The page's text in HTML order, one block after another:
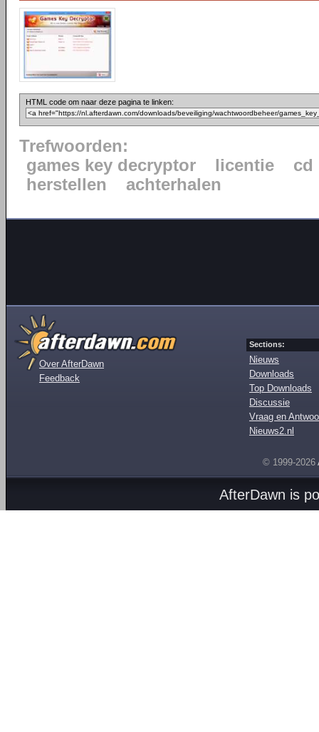
HTML code om naar deze pagina te linken:
Trefwoorden:
games key decryptor
licentie
cd
herstellen
achterhalen
Over AfterDawn
Feedback
Sections:
Nieuws
Downloads
Top Downloads
Discussie
Vraag en
Nieuws2.nl
© 1999-2026
AfterDawn is